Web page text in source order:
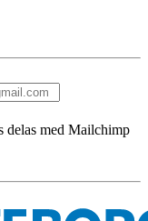
delas med Mailchimp